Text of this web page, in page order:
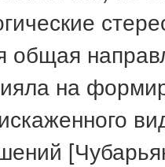
общая
на